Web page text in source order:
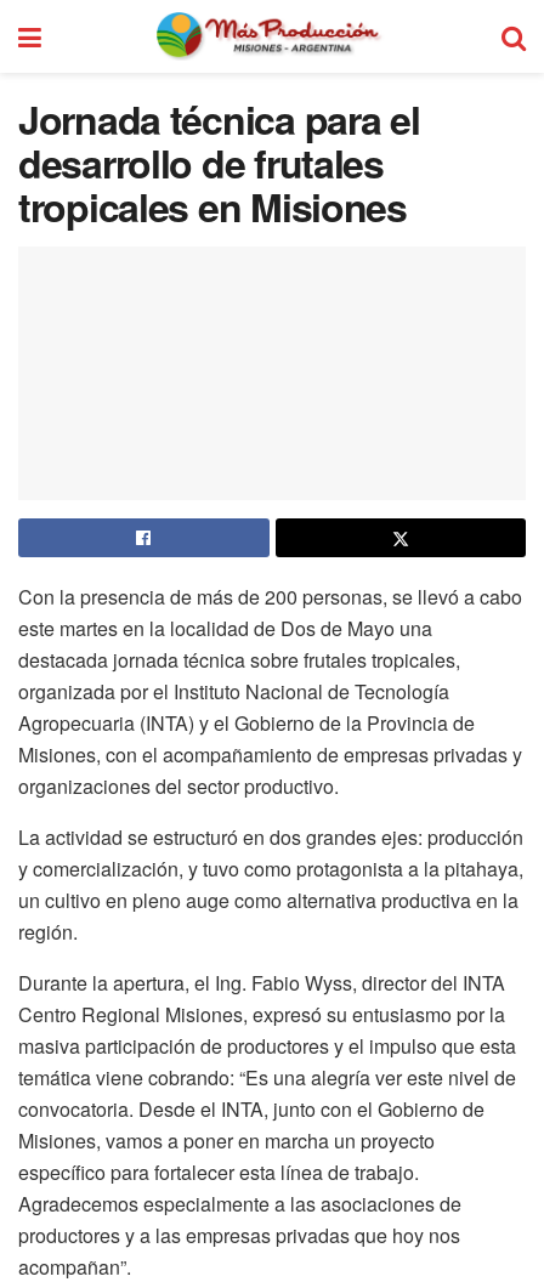
Jornada técnica para el
desarrollo de frutales
tropicales en Misiones
Con la presencia de más de 200 personas, se llevó a cabo
este martes en la localidad de Dos de Mayo una
destacada jornada técnica sobre frutales tropicales,
organizada por el Instituto Nacional de Tecnología
Agropecuaria (INTA) y el Gobierno de la Provincia de
Misiones, con el acompañamiento de empresas privadas y
organizaciones del sector productivo.
La actividad se estructuró en dos grandes ejes: producción
y comercialización, y tuvo como protagonista a la pitahaya,
un cultivo en pleno auge como alternativa productiva en la
región.
Durante la apertura, el Ing. Fabio Wyss, director del INTA
Centro Regional Misiones, expresó su entusiasmo por la
masiva participación de productores y el impulso que esta
temática viene cobrando: “Es una alegría ver este nivel de
convocatoria. Desde el INTA, junto con el Gobierno de
Misiones, vamos a poner en marcha un proyecto
específico para fortalecer esta línea de trabajo.
Agradecemos especialmente a las asociaciones de
productores y a las empresas privadas que hoy nos
acompañan”.